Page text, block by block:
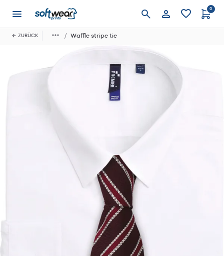
Anmelden
0
ZURÜCK Waffle stripe tie